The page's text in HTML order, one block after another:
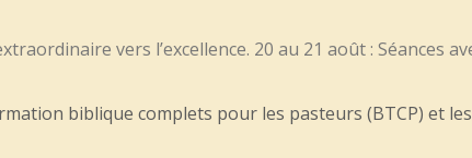
vers l’excellence. 20 au 21 août : Séances
biblique complets pour les pasteurs (BTCP) et